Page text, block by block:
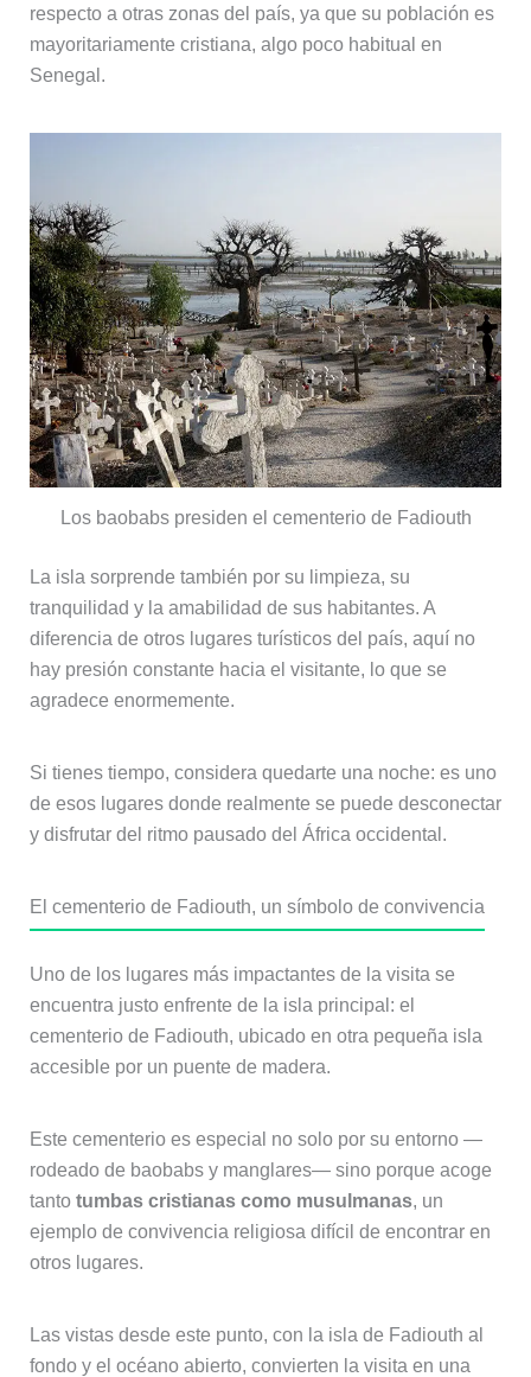
respecto a otras zonas del país, ya que su población es
mayoritariamente cristiana, algo poco habitual en
Senegal.
Los baobabs presiden el cementerio de Fadiouth
La isla sorprende también por su limpieza, su
tranquilidad y la amabilidad de sus habitantes. A
diferencia de otros lugares turísticos del país, aquí no
hay presión constante hacia el visitante, lo que se
agradece enormemente.
Si tienes tiempo, considera quedarte una noche: es uno
de esos lugares donde realmente se puede desconectar
y disfrutar del ritmo pausado del África occidental.
El cementerio de Fadiouth, un símbolo de convivencia
Uno de los lugares más impactantes de la visita se
encuentra justo enfrente de la isla principal: el
cementerio de Fadiouth, ubicado en otra pequeña isla
accesible por un puente de madera.
Este cementerio es especial no solo por su entorno —
rodeado de baobabs y manglares— sino porque acoge
tanto tumbas cristianas como musulmanas, un
ejemplo de convivencia religiosa difícil de encontrar en
otros lugares.
Las vistas desde este punto, con la isla de Fadiouth al
fondo y el océano abierto, convierten la visita en una